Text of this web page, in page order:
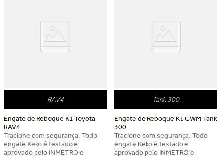
RAV4
Engate de Reboque K1 Toyota
RAV4
Tracione com segurança. Todo
engate Keko é testado e
aprovado pelo INMETRO e
Tank 300
Engate de Reboque K1 GWM Tank
300
Tracione com segurança. Todo
engate Keko é testado e
aprovado pelo INMETRO e